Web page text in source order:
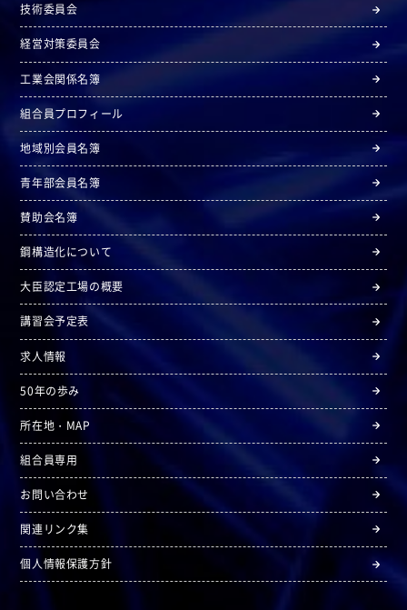
技術委員会
経営対策委員会
工業会関係名簿
組合員プロフィール
地域別会員名簿
青年部会員名簿
賛助会名簿
鋼構造化について
大臣認定工場の概要
講習会予定表
求人情報
50年の歩み
所在地・MAP
組合員専用
お問い合わせ
関連リンク集
個人情報保護方針